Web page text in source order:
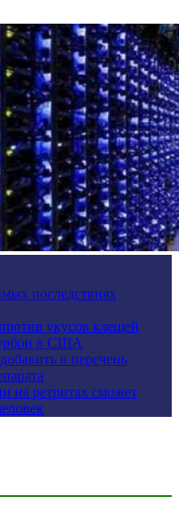
последствиях
укусов клещей
в США
в перечень
на ретритах сможет